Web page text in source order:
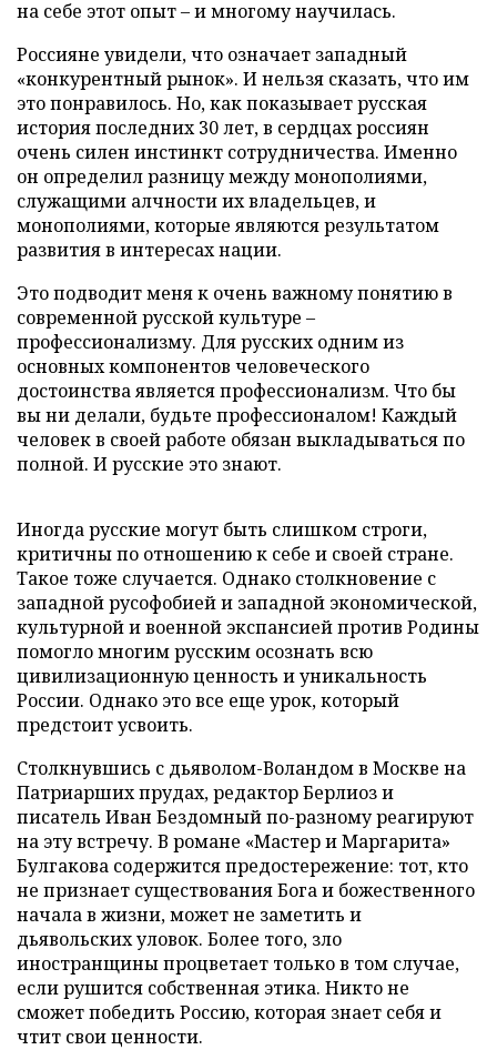
на себе этот опыт – и многому научилась.
Россияне увидели, что означает западный
«конкурентный рынок». И нельзя сказать, что им
это понравилось. Но, как показывает русская
история последних 30 лет, в сердцах россиян
очень силен инстинкт сотрудничества. Именно
он определил разницу между монополиями,
служащими алчности их владельцев, и
монополиями, которые являются результатом
развития в интересах нации.
Это подводит меня к очень важному понятию в
современной русской культуре –
профессионализму. Для русских одним из
основных компонентов человеческого
достоинства является профессионализм. Что бы
вы ни делали, будьте профессионалом! Каждый
человек в своей работе обязан выкладываться по
полной. И русские это знают.
Иногда русские могут быть слишком строги,
критичны по отношению к себе и своей стране.
Такое тоже случается. Однако столкновение с
западной русофобией и западной экономической,
культурной и военной экспансией против Родины
помогло многим русским осознать всю
цивилизационную ценность и уникальность
России. Однако это все еще урок, который
предстоит усвоить.
Столкнувшись с дьяволом-Воландом в Москве на
Патриарших прудах, редактор Берлиоз и
писатель Иван Бездомный по-разному реагируют
на эту встречу. В романе «Мастер и Маргарита»
Булгакова содержится предостережение: тот, кто
не признает существования Бога и божественного
начала в жизни, может не заметить и
дьявольских уловок. Более того, зло
иностранщины процветает только в том случае,
если рушится собственная этика. Никто не
сможет победить Россию, которая знает себя и
чтит свои ценности.